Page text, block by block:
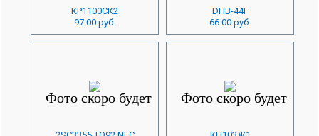
КР1100СК2
97.00 руб.
DHB-44F
66.00 руб.